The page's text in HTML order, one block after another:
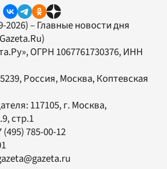
2026) – Главные новости дня
, ОГРН 1067761730376, ИНН
Россия, Москва, Коптевская
117105, г. Москва,
стр.1
(495) 785-00-12